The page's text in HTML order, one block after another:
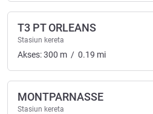
T3 PT ORLEANS
Stasiun kereta
Akses:300 m / 0.19 mi
MONTPARNASSE
Stasiun kereta